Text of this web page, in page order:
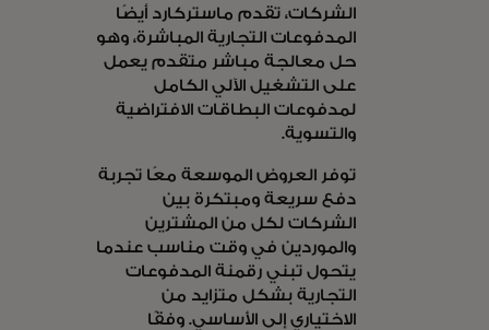
الشركات، تقدم ماستركارد أيضًا
المدفوعات التجارية المباشرة، وهو
حل معالجة مباشر متقدم يعمل
على التشغيل الآلي الكامل
لمدفوعات البطاقات الافتراضية
والتسوية.
توفر العروض الموسعة معًا تجربة
دفع سريعة ومبتكرة بين
الشركات لكل من المشترين
والموردين في وقت مناسب عندما
يتحول تبني رقمنة المدفوعات
التجارية بشكل متزايد من
الاختياري إلى الأساسي. وفقًا